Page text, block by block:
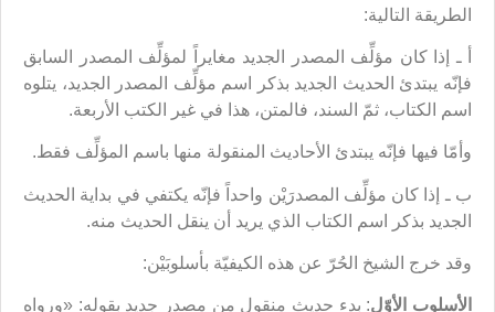
الطريقة التالية:
أ ـ‌ إذا كان مؤلِّف المصدر الجديد مغايراً لمؤلِّف المصدر السابق
فإنّه يبتدئ الحديث الجديد بذكر اسم مؤلِّف المصدر الجديد، يتلوه
اسم الكتاب، ثمّ السند، فالمتن، هذا في غير الكتب الأربعة.
وأمّا فيها فإنّه يبتدئ الأحاديث المنقولة منها باسم المؤلِّف فقط.
ب ـ إذا كان مؤلِّف المصدرَيْن واحداً فإنّه يكتفي في بداية الحديث
الجديد بذكر اسم الكتاب الذي يريد أن ينقل الحديث منه.
وقد خرج الشيخ الحُرّ عن هذه الكيفيّة بأسلوبَيْن:
الأسلوب الأوّل: بدء حديث منقول من مصدر جديد بقوله: «ورواه